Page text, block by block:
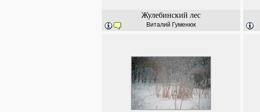
Жулебинский лес
Виталий Гуменюк